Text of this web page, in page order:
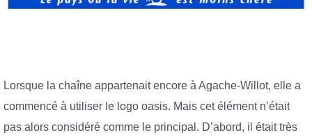
Lorsque la chaîne appartenait encore à Agache-Willot, elle a
commencé à utiliser le logo oasis. Mais cet élément n’était
pas alors considéré comme le principal. D’abord, il était très